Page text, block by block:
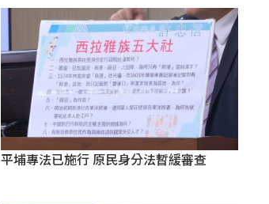
平埔專法已施行 原民身分法暫緩審查